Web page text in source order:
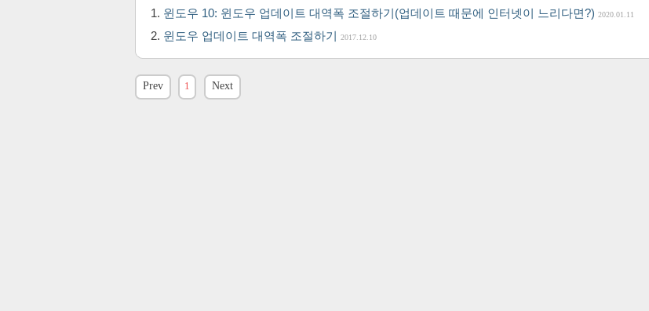
윈도우 10: 윈도우 업데이트 대역폭 조절하기(업데이트 때문에 인터넷이 느리다면?) 2020.01.11
윈도우 업데이트 대역폭 조절하기 2017.12.10
Prev 1 Next